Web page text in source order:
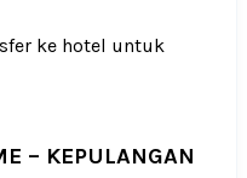
ke hotel untuk
– KEPULANGAN